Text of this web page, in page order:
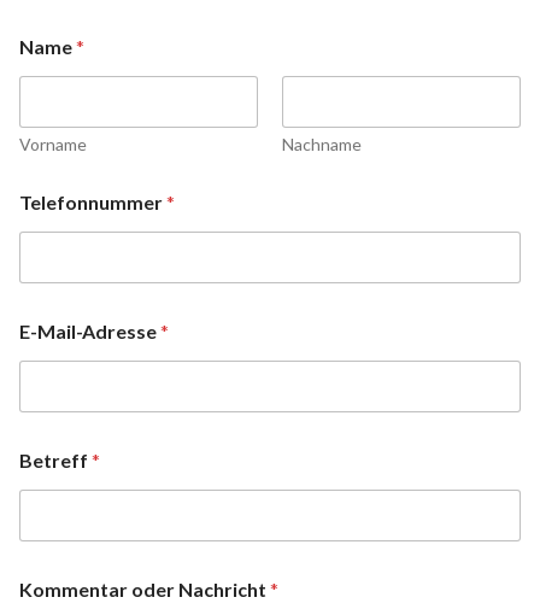
Name*
Vorname Nachname
Telefonnummer*
E-Mail-Adresse*
Betreff *
Kommentar oder Nachricht *